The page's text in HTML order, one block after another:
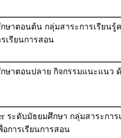
ษาตอนต้น กลุ่มสาระการเรียน
เรียนการสอน
ษาตอนปลาย กิจกรรมแนะแนว
ระดับมัธยมศึกษา กลุ่มสาระกา
การเรียนการสอน